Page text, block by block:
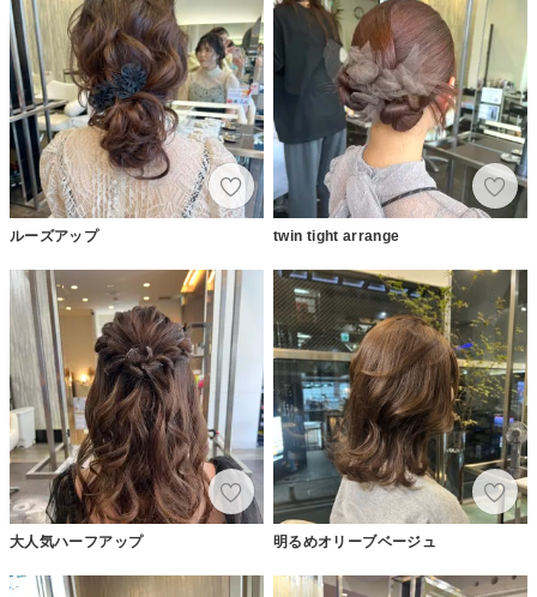
ルーズアップ twin tight arrange
大人気ハーフアップ 明るめオリーブベージュ